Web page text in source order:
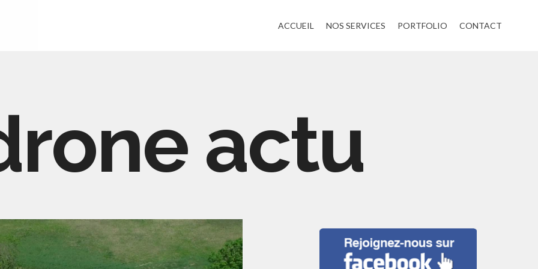
ACCUEIL NOS SERVICES PORTFOLIO CONTACT
actu